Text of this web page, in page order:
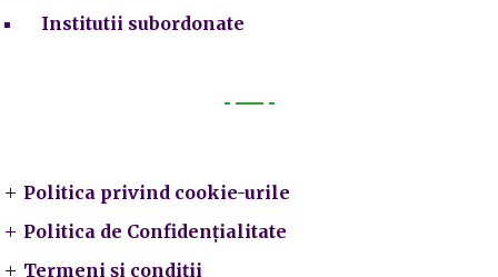
Institutii subordonate
Politica privind cookie-urile
Politica de Confidențialitate
Termeni și condiții